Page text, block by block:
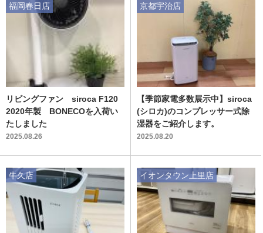
リビングファン siroca F120
2020年製 BONECOを入荷い
たしました
2025.08.26
福岡春日店
【季節家電多数展示中】siroca
(シロカ)のコンプレッサー式除
湿器をご紹介します。
2025.08.20
京都宇治店
牛久店 イオンタウン上里店